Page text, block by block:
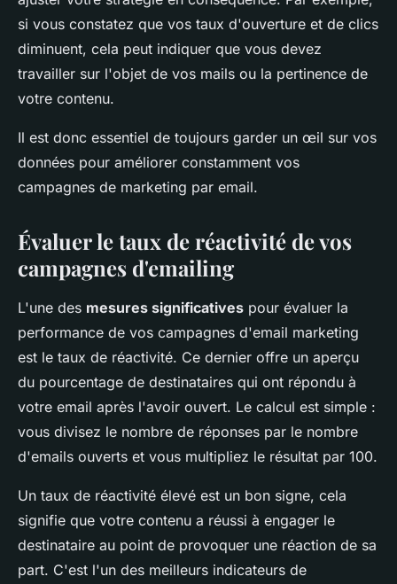
si vous constatez que vos taux d'ouverture et de clics
diminuent, cela peut indiquer que vous devez
travailler sur l'objet de vos mails ou la pertinence de
votre contenu.
Il est donc essentiel de toujours garder un œil sur vos
données pour améliorer constamment vos
campagnes de marketing par email.
Évaluer le taux de réactivité de vos
campagnes d'emailing
L'une des mesures significatives pour évaluer la
performance de vos campagnes d'email marketing
est le taux de réactivité. Ce dernier offre un aperçu
du pourcentage de destinataires qui ont répondu à
votre email après l'avoir ouvert. Le calcul est simple :
vous divisez le nombre de réponses par le nombre
d'emails ouverts et vous multipliez le résultat par 100.
Un taux de réactivité élevé est un bon signe, cela
signifie que votre contenu a réussi à engager le
destinataire au point de provoquer une réaction de sa
part. C'est l'un des meilleurs indicateurs de